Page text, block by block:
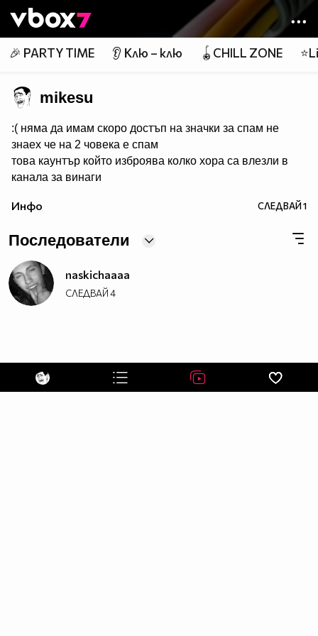
👾
🎉 PARTY TIME 👂 Клю – клю 🪀CHILL ZONE
mikesu
:( няма да имам скоро достъп на значки за спам не
знаех че на 2 човека е спам
това каунтър който изброява колко хора са влезли в
канала за винаги
page counters
Инфо СЛЕДВАЙ1
Последователи
naskichaaaa
СЛЕДВАЙ4